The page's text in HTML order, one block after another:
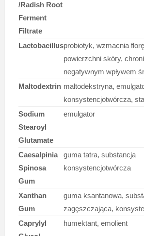
/Radish Root
Ferment
Filtrate
Lactobacillusprobiotyk, wzmacnia
powierzchni skóry,
negatywnym wpływem
Maltodextrin maltodekstryna,
konsystencjotwórcza,
Sodium
Stearoyl
Glutamate
emulgator
Caesalpinia
Spinosa
Gum
guma tatra, substancja
konsystencjotwórcza
Xanthan
Gum
guma ksantanowa,
zagęszczająca,
Caprylyl
humektant, emolient